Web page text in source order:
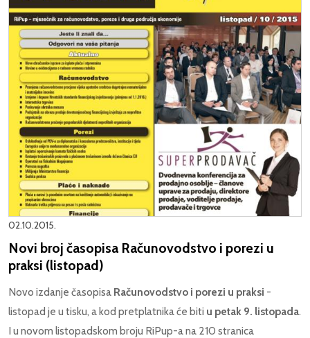
02.10.2015.
Novi broj časopisa Računovodstvo i porezi u
praksi (listopad)
Novo izdanje časopisa Računovodstvo i porezi u praksi -
listopad je u tisku, a kod pretplatnika će biti u petak 9. listopada.
I u novom listopadskom broju RiPup-a na 210 stranica